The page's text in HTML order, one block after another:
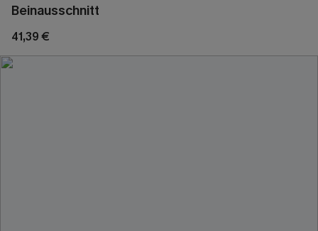
Beinausschnitt
41,39 €